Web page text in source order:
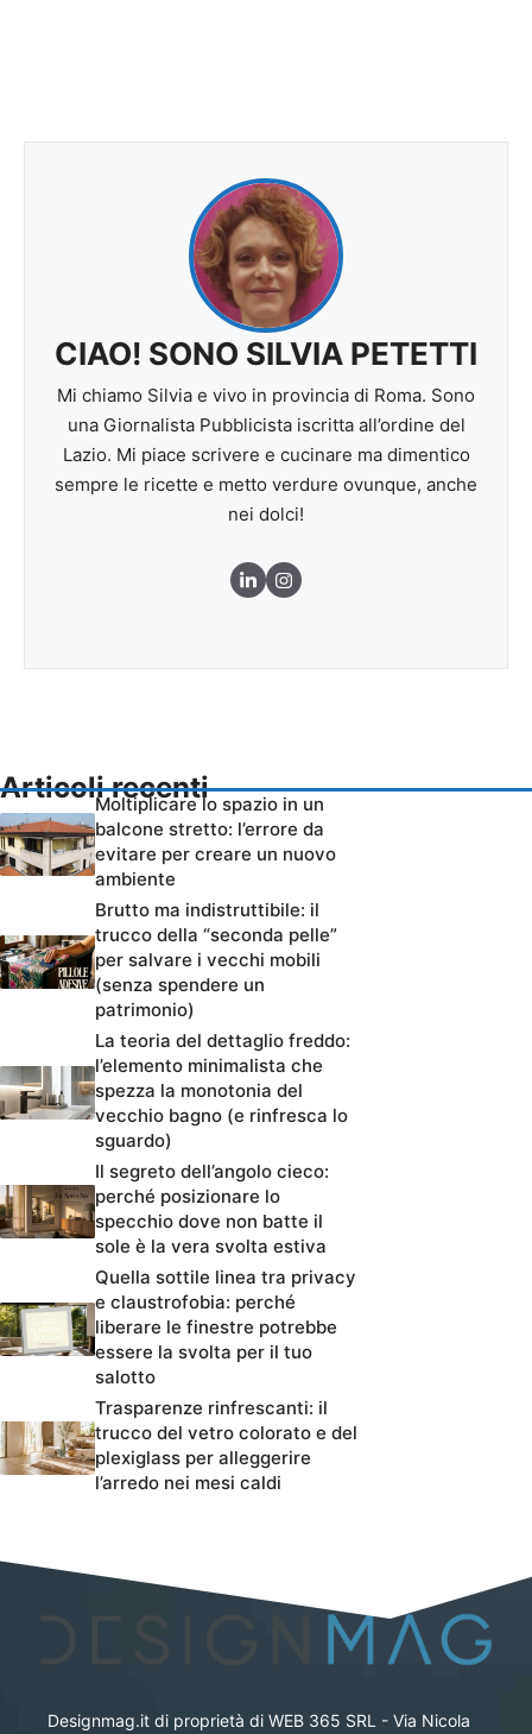
CIAO! SONO SILVIA PETETTI
Mi chiamo Silvia e vivo in provincia di Roma. Sono
una Giornalista Pubblicista iscritta all’ordine del
Lazio. Mi piace scrivere e cucinare ma dimentico
sempre le ricette e metto verdure ovunque, anche
nei dolci!
Articoli recenti
Moltiplicare lo spazio in un
balcone stretto: l’errore da
evitare per creare un nuovo
ambiente
Brutto ma indistruttibile: il
trucco della “seconda pelle”
per salvare i vecchi mobili
(senza spendere un
patrimonio)
La teoria del dettaglio freddo:
l’elemento minimalista che
spezza la monotonia del
vecchio bagno (e rinfresca lo
sguardo)
Il segreto dell’angolo cieco:
perché posizionare lo
specchio dove non batte il
sole è la vera svolta estiva
Quella sottile linea tra privacy
e claustrofobia: perché
liberare le finestre potrebbe
essere la svolta per il tuo
salotto
Trasparenze rinfrescanti: il
trucco del vetro colorato e del
plexiglass per alleggerire
l’arredo nei mesi caldi
Designmag.it di proprietà di WEB 365 SRL - Via Nicola